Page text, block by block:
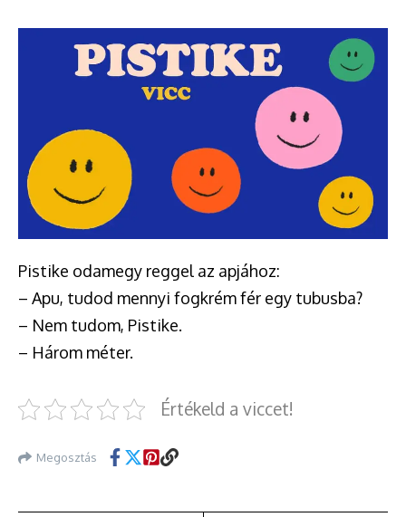
Pistike odamegy reggel az apjához:
– Apu, tudod mennyi fogkrém fér egy tubusba?
– Nem tudom, Pistike.
– Három méter.
Értékeld a viccet!
Megosztás